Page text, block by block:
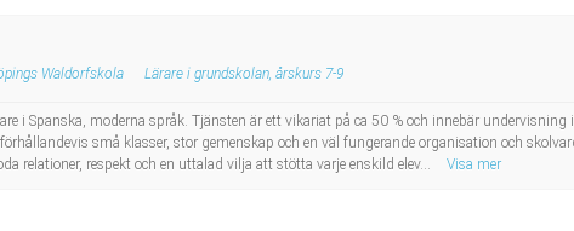
Waldorfskola Lärare i grundskolan, årskurs 7-9
i Spanska, moderna språk. Tjänsten är ett vikariat på ca 50 % och innebär undervisning
små klasser, stor gemenskap och en väl fungerande organisation och
relationer, respekt och en uttalad vilja att stötta varje enskild elev...
Visa mer